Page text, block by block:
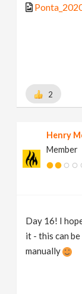
2
Henry
Member
Day 16! I
it - this can
manually